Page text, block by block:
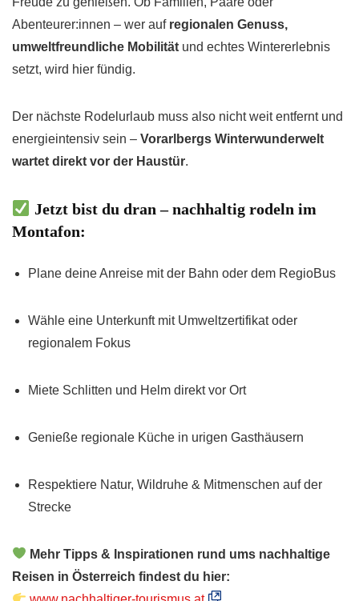
Abenteurer:innen – wer auf regionalen Genuss,
umweltfreundliche Mobilität und echtes Wintererlebnis
setzt, wird hier fündig.
Der nächste Rodelurlaub muss also nicht weit entfernt und
energieintensiv sein – Vorarlbergs Winterwunderwelt
wartet direkt vor der Haustür.
Jetzt bist du dran – nachhaltig rodeln im
Montafon:
Plane deine Anreise mit der Bahn oder dem RegioBus
Wähle eine Unterkunft mit Umweltzertifikat oder
regionalem Fokus
Miete Schlitten und Helm direkt vor Ort
Genieße regionale Küche in urigen Gasthäusern
Respektiere Natur, Wildruhe & Mitmenschen auf der
Strecke
Mehr Tipps & Inspirationen rund ums nachhaltige
Reisen in Österreich findest du hier: